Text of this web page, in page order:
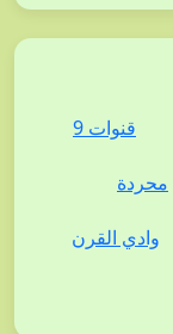
قنوات 9
محردة
وادي القرن